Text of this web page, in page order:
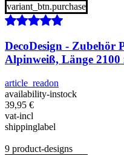
variant_btn.purchase
DecoDesign - Zubehör
Alpinweiß, Länge 2100
article_readon
availability-instock
39,95 €
vat-incl
shippinglabel
9 product-designs